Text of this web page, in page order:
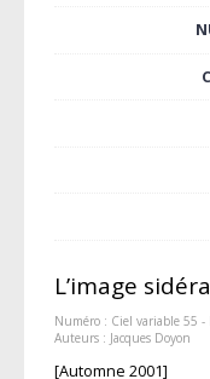
L’image
Numéro : Ciel variable 55 -
Auteurs : Jacques Doyon
[Automne 2001]